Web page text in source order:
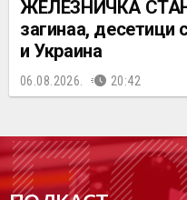
ЖЕЛЕЗНИЧКА
загинаа, десетици
и Украина
06.08.2026. 20:42